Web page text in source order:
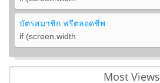
บัตรสมาชิก ฟรีตลอดชีพ
if (screen.width
Most Views